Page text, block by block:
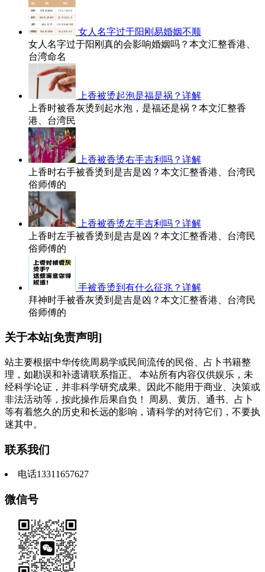
女人名字过于阳刚易婚姻不顺
女人名字过于阳刚真的会影响婚姻吗？本文汇整香港、
台湾命名
上香被烫起泡是福是祸？详解
上香时被香灰烫到起水泡，是福还是祸？本文汇整香
港、台湾民
上香被香烫右手吉利吗？详解
上香时右手被香烫到是吉是凶？本文汇整香港、台湾民
俗师傅的
上香被香烫左手吉利吗？详解
上香时左手被香烫到是吉是凶？本文汇整香港、台湾民
俗师傅的
手被香烫到有什么征兆？详解
拜神时手被香灰烫到是吉是凶？本文汇整香港、台湾民
俗师傅的
关于本站[免责声明]
站主要根据中华传统周易学或民间流传的民俗、占卜书籍整
理，如勘误和补遗请联系指正。 本站所有内容仅供娱乐，未
经科学论证，并非科学研究成果。因此不能用于商业、决策或
非法活动等，按此操作后果自负！ 周易、黄历、通书、占卜
等有着悠久的历史和长远的影响，请科学的对待它们，不要执
迷其中。
联系我们
电话13311657627
微信号